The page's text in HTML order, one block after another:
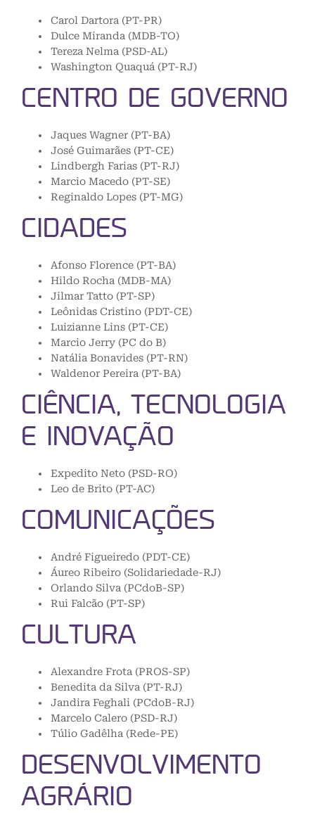
Carol Dartora (PT-PR)
Dulce Miranda (MDB-TO)
Tereza Nelma (PSD-AL)
Washington Quaquá (PT-RJ)
CENTRO DE GOVERNO
Jaques Wagner (PT-BA)
José Guimarães (PT-CE)
Lindbergh Farias (PT-RJ)
Marcio Macedo (PT-SE)
Reginaldo Lopes (PT-MG)
CIDADES
Afonso Florence (PT-BA)
Hildo Rocha (MDB-MA)
Jilmar Tatto (PT-SP)
Leônidas Cristino (PDT-CE)
Luizianne Lins (PT-CE)
Marcio Jerry (PC do B)
Natália Bonavides (PT-RN)
Waldenor Pereira (PT-BA)
CIÊNCIA, TECNOLOGIA
E INOVAÇÃO
Expedito Neto (PSD-RO)
Leo de Brito (PT-AC)
COMUNICAÇÕES
André Figueiredo (PDT-CE)
Áureo Ribeiro (Solidariedade-RJ)
Orlando Silva (PCdoB-SP)
Rui Falcão (PT-SP)
CULTURA
Alexandre Frota (PROS-SP)
Benedita da Silva (PT-RJ)
Jandira Feghali (PCdoB-RJ)
Marcelo Calero (PSD-RJ)
Túlio Gadêlha (Rede-PE)
DESENVOLVIMENTO
AGRÁRIO